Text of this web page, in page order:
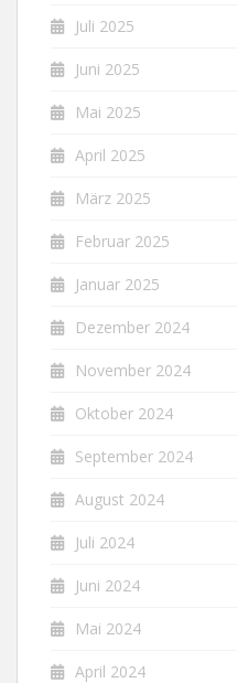
Juli 2025
Juni 2025
Mai 2025
April 2025
März 2025
Februar 2025
Januar 2025
Dezember 2024
November 2024
Oktober 2024
September 2024
August 2024
Juli 2024
Juni 2024
Mai 2024
April 2024